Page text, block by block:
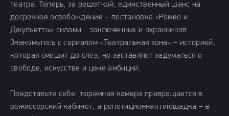
театра. Теперь, за решеткой, единственный шанс на
досрочное освобождение – постановка «Ромео и
Джульетты» силами… заключенных и охранников.
Знакомьтесь с сериалом «Театральная зона» – историей,
которая смешит до слез, но заставляет задуматься о
свободе, искусстве и цене амбиций.
Представьте себе: тюремная камера превращается в
режиссерский кабинет, а репетиционная площадка – в